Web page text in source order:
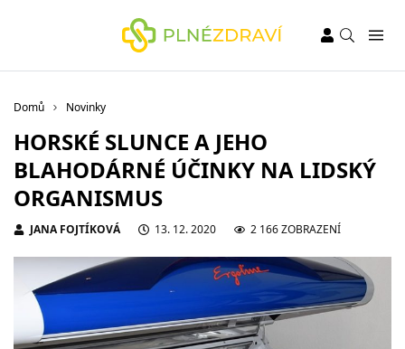
Domů Novinky
HORSKÉ SLUNCE A JEHO
BLAHODÁRNÉ ÚČINKY NA LIDSKÝ
ORGANISMUS
JANA FOJTÍKOVÁ 13. 12. 2020 2 166 ZOBRAZENÍ